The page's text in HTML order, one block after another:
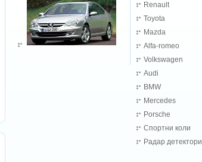
Renault
Toyota
Mazda
Alfa-romeo
Volkswagen
Audi
BMW
Mercedes
Porsche
Спортни коли
Радар детектори